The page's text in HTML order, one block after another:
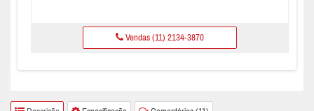
Vendas (11) 2134-3870